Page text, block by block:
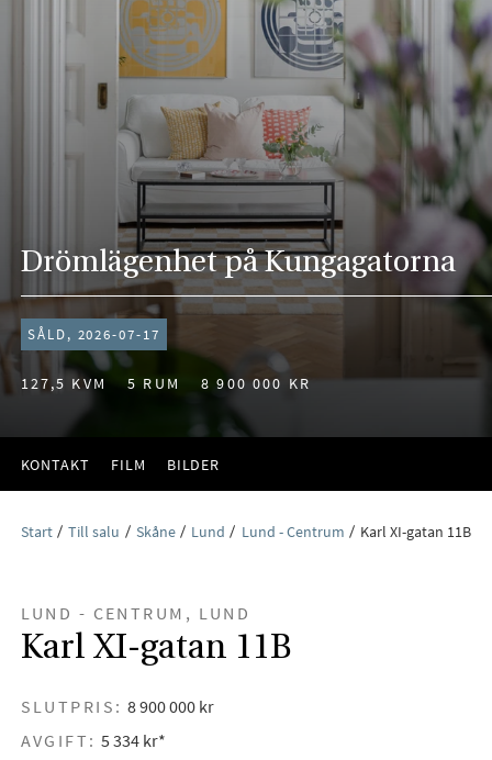
Drömlägenhet på Kungagatorna
SÅLD, 2026-07-17
127,5 KVM 5 RUM 8 900 000 KR
KONTAKT FILM BILDER
Start Till salu Skåne Lund Lund - Centrum Karl XI-gatan 11B
LUND - CENTRUM, LUND
Karl XI-gatan 11B
SLUTPRIS: 8 900 000 kr
AVGIFT: 5 334 kr*